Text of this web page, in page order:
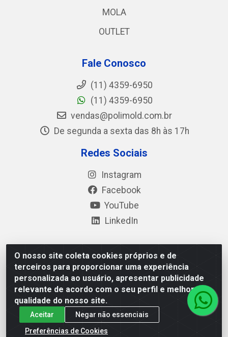
O nosso site coleta cookies próprios e de
terceiros para proporcionar uma experiência
personalizada ao usuário, apresentar publicidade
relevante de acordo com o seu perfil e melhorar a
qualidade do nosso site.
Aceitar
Negar não essenciais
Preferências de Cookies
MOLA
OUTLET
Fale Conosco
(11) 4359-6950
(11) 4359-6950
vendas@polimold.com.br
De segunda a sexta das 8h às 17h
Redes Sociais
Instagram
Facebook
YouTube
LinkedIn
Polimold Industrial Ltda - Estrada dos Casa, 4585 – São
Bernardo do Campo / SP – CEP: 09.840-000 - CNPJ
44.106.466/0001-41